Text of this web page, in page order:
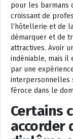
pour les barmans
croissant de
l’hôtellerie et de
démarquer et de
attractives. Avoir
indéniable, mais
par une
interpersonnelles
féroce dans le
Certains
accorder